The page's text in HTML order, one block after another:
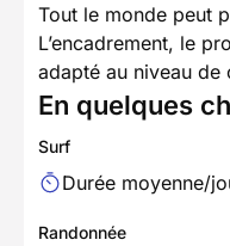
Tout le monde peut
L’encadrement, le
adapté au niveau de
En quelques
Surf
Durée moyenne/
Randonnée